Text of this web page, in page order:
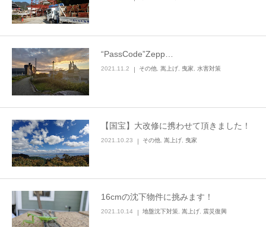
“PassCode”Zepp…
2021.11.2 その他 嵩上げ 曳家 水害対策
【国宝】大改修に携わせて頂きました！
2021.10.23 その他 嵩上げ 曳家
16cmの沈下物件に挑みます！
2021.10.14 地盤沈下対策, 嵩上げ, 震災復興